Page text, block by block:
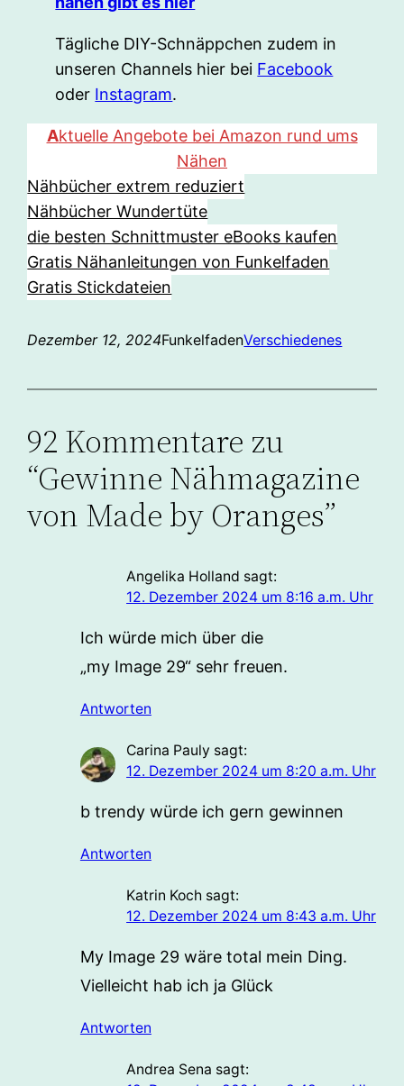
Tägliche DIY-Schnäppchen zudem in
unseren Channels hier bei Facebook
oder Instagram.
Aktuelle Angebote bei Amazon rund ums
Nähen
Nähbücher extrem reduziert
Nähbücher Wundertüte
die besten Schnittmuster eBooks kaufen
Gratis Nähanleitungen von Funkelfaden
Gratis Stickdateien
Dezember 12, 2024FunkelfadenVerschiedenes
92 Kommentare zu
“Gewinne Nähmagazine
von Made by Oranges”
Angelika Holland sagt:
12. Dezember 2024 um 8:16 a.m. Uhr
Ich würde mich über die
„my Image 29“ sehr freuen.
Antworten
Carina Pauly sagt:
12. Dezember 2024 um 8:20 a.m. Uhr
b trendy würde ich gern gewinnen
Antworten
Katrin Koch sagt:
12. Dezember 2024 um 8:43 a.m. Uhr
My Image 29 wäre total mein Ding.
Vielleicht hab ich ja Glück
Antworten
Andrea Sena sagt: